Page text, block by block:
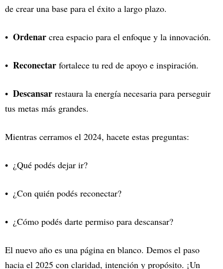
de crear una base para el éxito a largo plazo.
Ordenar crea espacio para el enfoque y la innovación.
Reconectar fortalece tu red de apoyo e inspiración.
Descansar restaura la energía necesaria para perseguir
tus metas más grandes.
Mientras cerramos el 2024, hacete estas preguntas:
¿Qué podés dejar ir?
¿Con quién podés reconectar?
¿Cómo podés darte permiso para descansar?
El nuevo año es una página en blanco. Demos el paso
hacia el 2025 con claridad, intención y propósito. ¡Un